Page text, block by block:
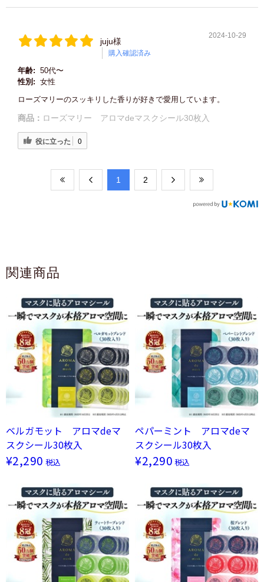
juju様
購入確認済み
2024-10-29
年齢: 50代〜
性別: 女性
ローズマリーのスッキリした香りが好きで愛用しています。
商品： ローズマリー アロマdeマスクシール30枚入
役に立った 0
​1 ​2
関連商品
ベルガモット アロマdeマ
スクシール30枚入
¥2,290 税込
ペパーミント アロマdeマ
スクシール30枚入
¥2,290 税込